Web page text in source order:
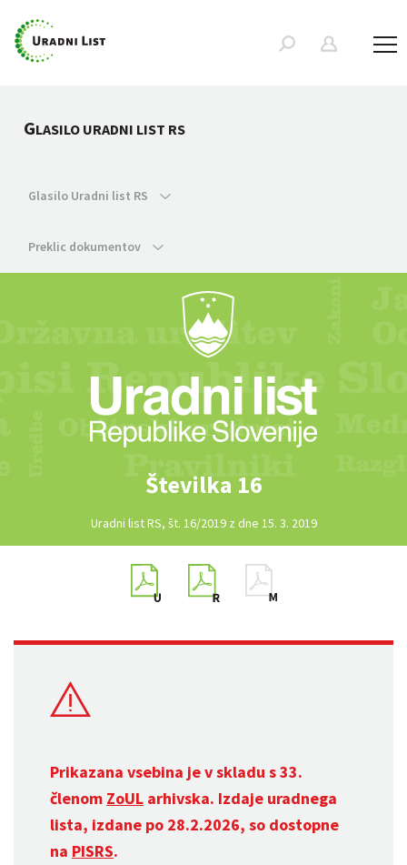
GLASILO URADNI LIST RS
Glasilo Uradni list RS
Preklic dokumentov
Številka 16
Uradni list RS, št. 16/2019 z dne 15. 3. 2019
Prikazana vsebina je v skladu s 33.
členom ZoUL arhivska. Izdaje uradnega
lista, izdane po 28.2.2026, so dostopne
na PISRS.